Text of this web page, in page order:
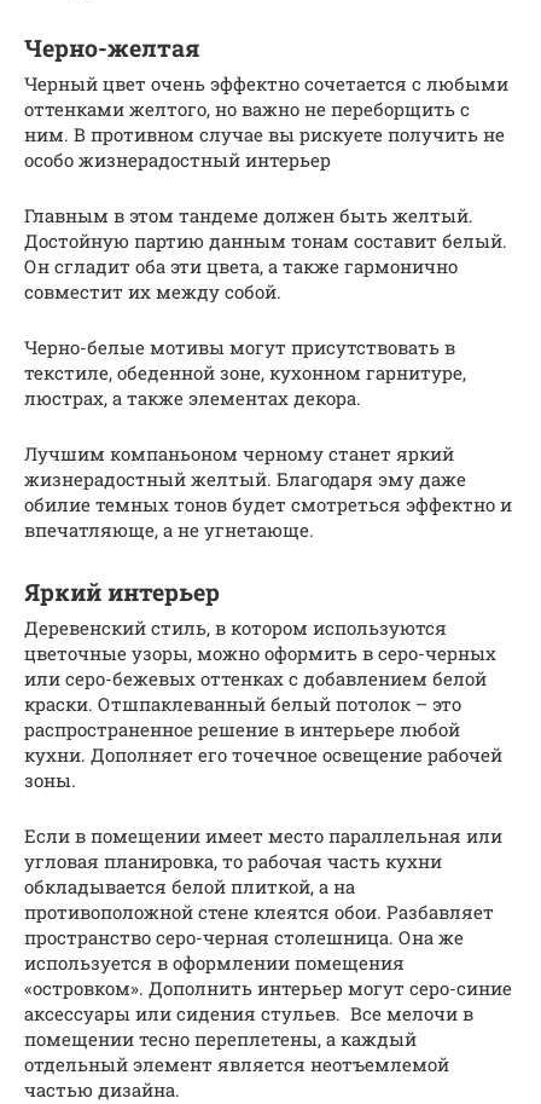
Черно-желтая
Черный цвет очень эффектно сочетается с любыми
оттенками желтого, но важно не переборщить с
ним. В противном случае вы рискуете получить не
особо жизнерадостный интерьер
Главным в этом тандеме должен быть желтый.
Достойную партию данным тонам составит белый.
Он сгладит оба эти цвета, а также гармонично
совместит их между собой.
Черно-белые мотивы могут присутствовать в
текстиле, обеденной зоне, кухонном гарнитуре,
люстрах, а также элементах декора.
Лучшим компаньоном черному станет яркий
жизнерадостный желтый. Благодаря эму даже
обилие темных тонов будет смотреться эффектно и
впечатляюще, а не угнетающе.
Яркий интерьер
Деревенский стиль, в котором используются
цветочные узоры, можно оформить в серо-черных
или серо-бежевых оттенках с добавлением белой
краски. Отшпаклеванный белый потолок – это
распространенное решение в интерьере любой
кухни. Дополняет его точечное освещение рабочей
зоны.
Если в помещении имеет место параллельная или
угловая планировка, то рабочая часть кухни
обкладывается белой плиткой, а на
противоположной стене клеятся обои. Разбавляет
пространство серо-черная столешница. Она же
используется в оформлении помещения
«островком». Дополнить интерьер могут серо-синие
аксессуары или сидения стульев. Все мелочи в
помещении тесно переплетены, а каждый
отдельный элемент является неотъемлемой
частью дизайна.